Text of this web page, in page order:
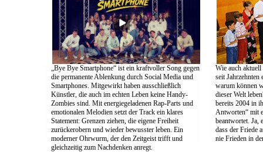
„Bye Bye Smartphone“ ist ein kraftvoller Song gegen
die permanente Ablenkung durch Social Media und
Smartphones. Mitgewirkt haben ausschließlich
Künstler, die auch im echten Leben keine Handy-
Zombies sind. Mit energiegeladenen Rap-Parts und
emotionalen Melodien setzt der Track ein klares
Statement: Grenzen ziehen, die eigene Freiheit
zurückerobern und wieder bewusster leben. Ein
moderner Ohrwurm, der den Zeitgeist trifft und
gleichzeitig zum Nachdenken anregt.
Wie auch
seit Jahrzehnten
warum können
dieser Welt
bereits 2004 in
Antworten“ mit
beantwortet. Ja,
dass der Friede
nie Frieden in